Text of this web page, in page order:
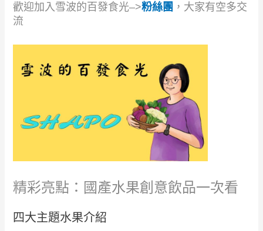
歡迎加入雪波的百發食光–>粉絲團 ，大家有空多交
流
精彩亮點：國產水果創意飲品一次看
四大主題水果介紹